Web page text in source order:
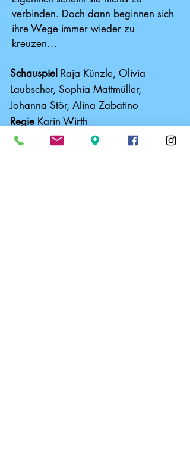
verbinden. Doch dann beginnen sich
ihre Wege immer wieder zu
kreuzen…
Schauspiel Raja Künzle, Olivia
Laubscher, Sophia Mattmüller,
Johanna Stör, Alina Zabatino
Regie Karin Wirth
Co-Regie Gabriel Stohler Mauch